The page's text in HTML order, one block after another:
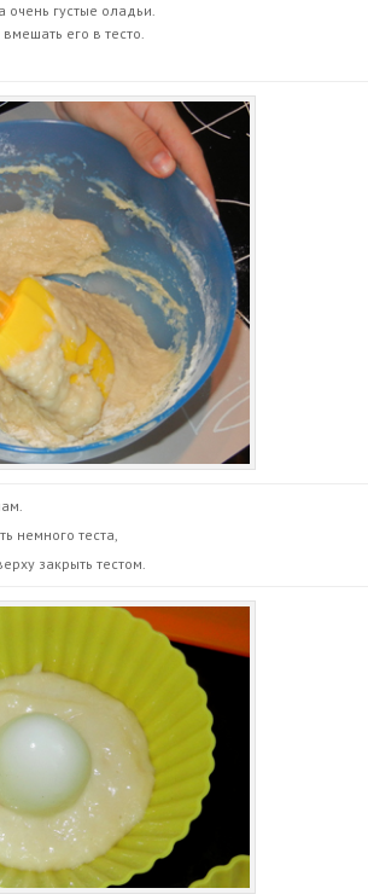
очень густые оладьи.
его в тесто.
немного теста,
закрыть тестом.